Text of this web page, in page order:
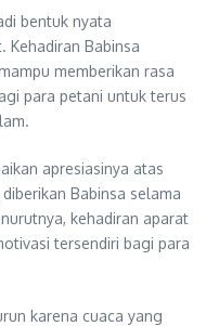
bentuk nyata
Kehadiran Babinsa
memberikan rasa
para petani untuk terus
apresiasinya atas
Babinsa selama
kehadiran aparat
tersendiri bagi para
karena cuaca yang